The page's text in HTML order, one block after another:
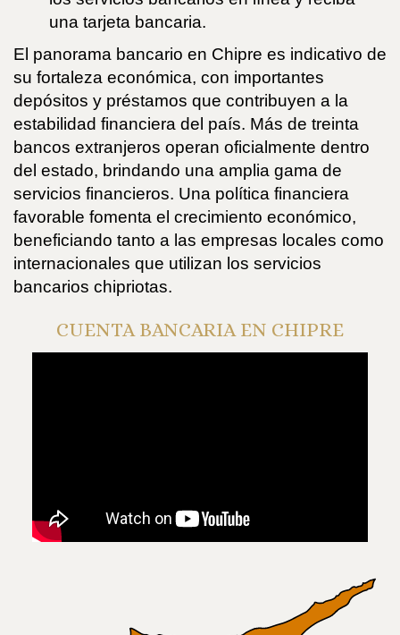
una tarjeta bancaria.
El panorama bancario en Chipre es indicativo de
su fortaleza económica, con importantes
depósitos y préstamos que contribuyen a la
estabilidad financiera del país. Más de treinta
bancos extranjeros operan oficialmente dentro
del estado, brindando una amplia gama de
servicios financieros. Una política financiera
favorable fomenta el crecimiento económico,
beneficiando tanto a las empresas locales como
internacionales que utilizan los servicios
bancarios chipriotas.
CUENTA BANCARIA EN CHIPRE